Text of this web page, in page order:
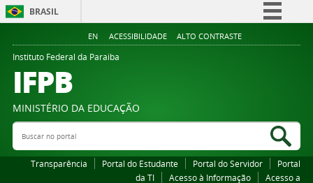
BRASIL
Simplifique!
Legislação
EN ACESSIBILIDADE ALTO CONTRASTE
Instituto Federal da Paraiba
IFPB
MINISTÉRIO DA EDUCAÇÃO
Buscar no portal
Transparência Portal do Estudante Portal do Servidor
Portal
da TI
Acesso à Informação
Acesso a